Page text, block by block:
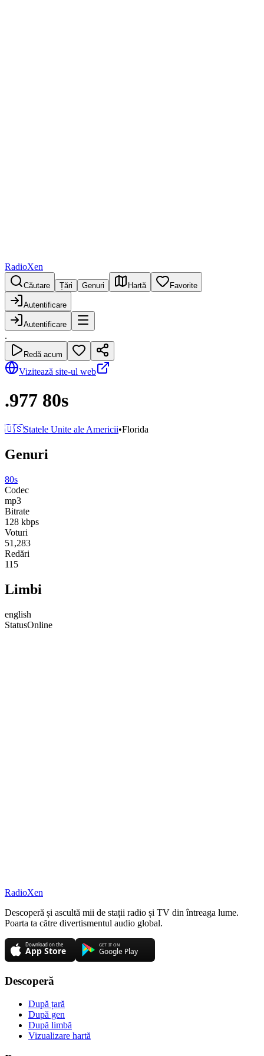
RadioXen
Căutare Țări Genuri Hartă Favorite
Autentificare
Autentificare
.
Redă acum
Vizitează site-ul web
.977 80s
🇺🇸Statele Unite ale Americii•Florida
Genuri
80s
Codec
mp3
Bitrate
128 kbps
Voturi
51,283
Redări
115
Limbi
english
StatusOnline
RadioXen
Descoperă și ascultă mii de stații radio și TV din întreaga lume.
Poarta ta către divertismentul audio global.
Descoperă
După țară
După gen
După limbă
Vizualizare hartă